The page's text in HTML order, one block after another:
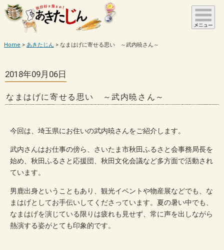
Home あきたじん なまはげに寄せる思い ～武内暁さん～
2018年09月06日
なまはげに寄せる思い ～武内暁さん～
今回は、埼玉県にお住いの武内暁さんをご紹介します。
武内さんはお仕事の傍ら、さいたま市秋田ふるさと会事務局長を
始め、秋田ふるさと応援団、秋田文化会議など多方面で活動され
ています。
男鹿出身ということもあり、観光イベントや物産展などでも、な
まはげとしてお手伝いしてくださっています。夏の暑い中でも、
なまはげを演じている限りは疲れも見せず、常に声を出しながら
熱演する姿がとても印象的です。